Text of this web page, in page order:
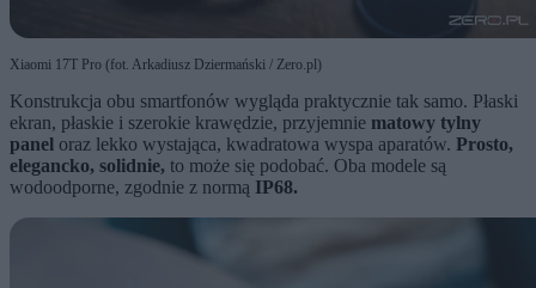
Xiaomi 17T Pro (fot. Arkadiusz Dziermański / Zero.pl)
Konstrukcja obu smartfonów wygląda praktycznie tak samo. Płaski
ekran, płaskie i szerokie krawędzie, przyjemnie matowy tylny
panel oraz lekko wystająca, kwadratowa wyspa aparatów. Prosto,
elegancko, solidnie, to może się podobać. Oba modele są
wodoodporne, zgodnie z normą IP68.